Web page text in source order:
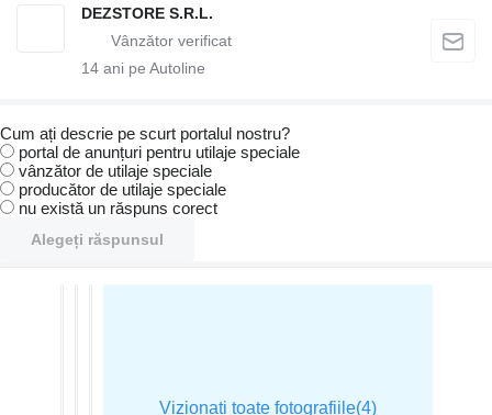
DEZSTORE S.R.L.
14 ani pe Autoline
Cum ați descrie pe scurt portalul nostru?
portal de anunțuri pentru utilaje speciale
vânzător de utilaje speciale
producător de utilaje speciale
nu există un răspuns corect
Alegeți răspunsul